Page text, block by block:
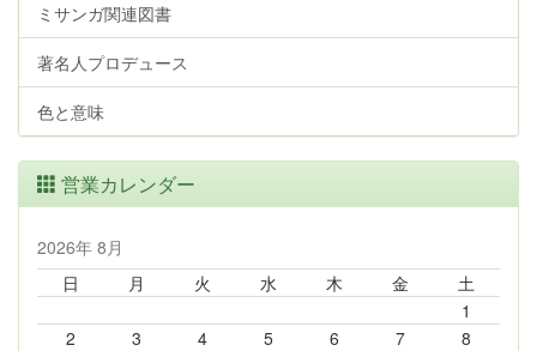
ミサンガ関連図書
著名人プロデュース
色と意味
営業カレンダー
2026年 8月
日
月 火 水 木 金
土
1
2
3 4 5 6 7
8